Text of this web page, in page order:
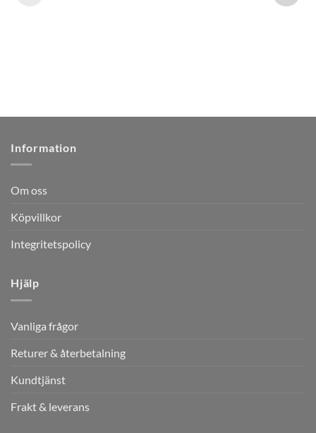
Information
Om oss
Köpvillkor
Integritetspolicy
Hjälp
Vanliga frågor
Returer & återbetalning
Kundtjänst
Frakt & leverans